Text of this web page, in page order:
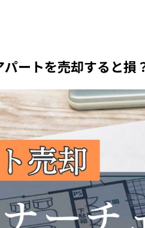
ートを売却すると